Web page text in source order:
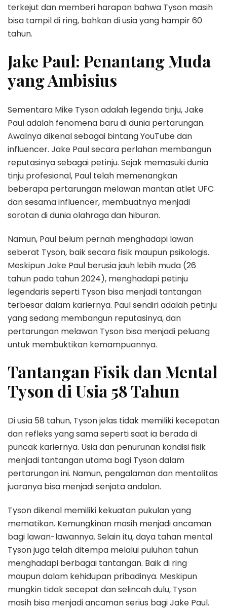
terkejut dan memberi harapan bahwa Tyson masih
bisa tampil di ring, bahkan di usia yang hampir 60
tahun.
Jake Paul: Penantang Muda
yang Ambisius
Sementara Mike Tyson adalah legenda tinju, Jake
Paul adalah fenomena baru di dunia pertarungan.
Awalnya dikenal sebagai bintang YouTube dan
influencer. Jake Paul secara perlahan membangun
reputasinya sebagai petinju. Sejak memasuki dunia
tinju profesional, Paul telah memenangkan
beberapa pertarungan melawan mantan atlet UFC
dan sesama influencer, membuatnya menjadi
sorotan di dunia olahraga dan hiburan.
Namun, Paul belum pernah menghadapi lawan
seberat Tyson, baik secara fisik maupun psikologis.
Meskipun Jake Paul berusia jauh lebih muda (26
tahun pada tahun 2024), menghadapi petinju
legendaris seperti Tyson bisa menjadi tantangan
terbesar dalam kariernya. Paul sendiri adalah petinju
yang sedang membangun reputasinya, dan
pertarungan melawan Tyson bisa menjadi peluang
untuk membuktikan kemampuannya.
Tantangan Fisik dan Mental
Tyson di Usia 58 Tahun
Di usia 58 tahun, Tyson jelas tidak memiliki kecepatan
dan refleks yang sama seperti saat ia berada di
puncak kariernya. Usia dan penurunan kondisi fisik
menjadi tantangan utama bagi Tyson dalam
pertarungan ini. Namun, pengalaman dan mentalitas
juaranya bisa menjadi senjata andalan.
Tyson dikenal memiliki kekuatan pukulan yang
mematikan. Kemungkinan masih menjadi ancaman
bagi lawan-lawannya. Selain itu, daya tahan mental
Tyson juga telah ditempa melalui puluhan tahun
menghadapi berbagai tantangan. Baik di ring
maupun dalam kehidupan pribadinya. Meskipun
mungkin tidak secepat dan selincah dulu, Tyson
masih bisa menjadi ancaman serius bagi Jake Paul.